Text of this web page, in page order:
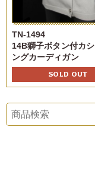
TN-1494
14B獅子ボタン付カ
ングカーディガン
SOLD OUT